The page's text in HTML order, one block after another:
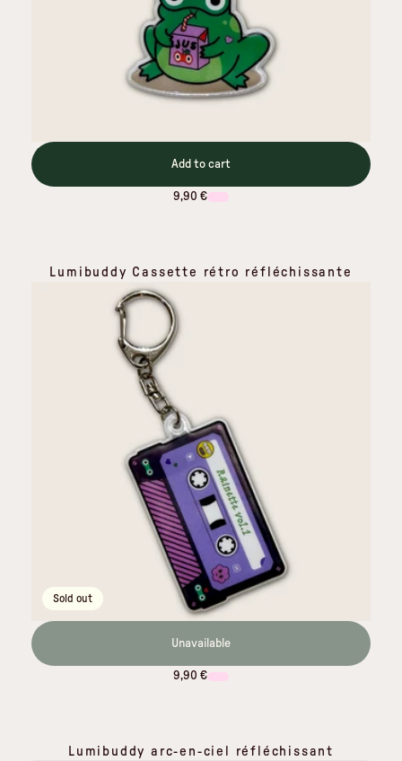
Add to cart
9,90 €
Lumibuddy Cassette rétro réfléchissante
Sold out
Unavailable
9,90 €
Lumibuddy arc-en-ciel réfléchissant